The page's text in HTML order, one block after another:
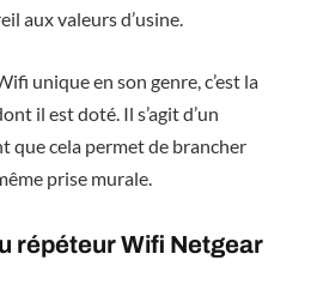
aux valeurs d’usine.
unique en son genre, c’est la
il est doté. Il s’agit d’un
que cela permet de brancher
prise murale.
répéteur Wifi Netgear